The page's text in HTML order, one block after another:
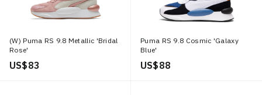
(W) Puma RS 9.8 Metallic 'Bridal
Rose'
US$ 83
Puma RS 9.8 Cosmic 'Galaxy
Blue'
US$ 88